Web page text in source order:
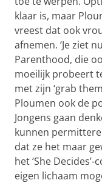
klaar is, maar
vreest dat ook
afnemen. ‘Je ziet
Parenthood, die
moeilijk probeert
met zijn ‘grab
Ploumen ook de
Jongens gaan
kunnen
dat ze het maar
het ‘She
eigen lichaam